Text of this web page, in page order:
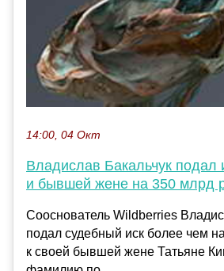
14:00, 04 Окт
Владислав Бакальчук подал
и бывшей жене на 350 млрд
Сооснователь Wildberries
подал судебный иск более чем
к своей бывшей жене Татьяне